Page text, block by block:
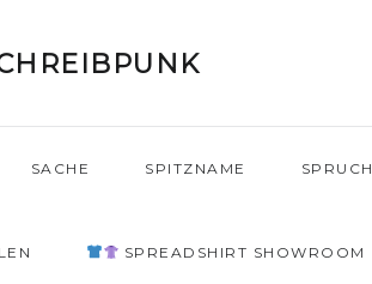
SACHE SPITZNAME SPRUCH
SPREADSHIRT SHOWROOM